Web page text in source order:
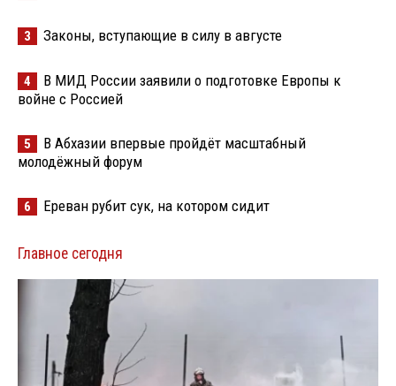
3 Законы, вступающие в силу в августе
4
В МИД России заявили о подготовке Европы к
войне с Россией
5
В Абхазии впервые пройдёт масштабный
молодёжный форум
6 Ереван рубит сук, на котором сидит
Главное сегодня